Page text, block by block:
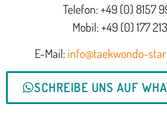
Telefon: +49 (0) 8157
Mobil: +49 (0) 177
E-Mail: info@taekwondo-
SCHREIBE UNS AUF